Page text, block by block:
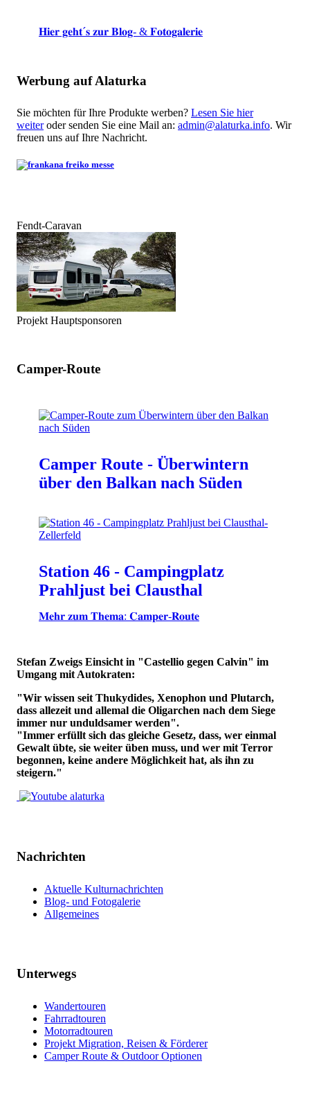
𝐇𝐢𝐞𝐫 𝐠𝐞𝐡𝐭´𝐬 𝐳𝐮𝐫 𝐁𝐥𝐨𝐠- & 𝐅𝐨𝐭𝐨𝐠𝐚𝐥𝐞𝐫𝐢𝐞
Werbung auf Alaturka
Sie möchten für Ihre Produkte werben? Lesen Sie hier
weiteroder senden Sie eine Mail an: admin@alaturka.info. Wir
freuen uns auf Ihre Nachricht.
Fendt-Caravan
Projekt Hauptsponsoren
Camper-Route
Camper Route - Überwintern
über den Balkan nach Süden
Station 46 - Campingplatz
Prahljust bei Clausthal
𝐌𝐞𝐡𝐫 𝐳𝐮𝐦 𝐓𝐡𝐞𝐦𝐚: 𝐂𝐚𝐦𝐩𝐞𝐫-𝐑𝐨𝐮𝐭𝐞
Stefan Zweigs Einsicht in "Castellio gegen Calvin" im
Umgang mit Autokraten:
"Wir wissen seit Thukydides, Xenophon und Plutarch,
dass allezeit und allemal die Oligarchen nach dem Siege
immer nur unduldsamer werden".
"Immer erfüllt sich das gleiche Gesetz, dass, wer einmal
Gewalt übte, sie weiter üben muss, und wer mit Terror
begonnen, keine andere Möglichkeit hat, als ihn zu
steigern."
Nachrichten
Aktuelle Kulturnachrichten
Blog- und Fotogalerie
Allgemeines
Unterwegs
Wandertouren
Fahrradtouren
Motorradtouren
Projekt Migration, Reisen & Förderer
Camper Route & Outdoor Optionen